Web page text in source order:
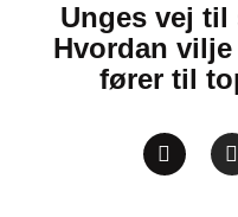
Unges vej
Hvordan
fører til